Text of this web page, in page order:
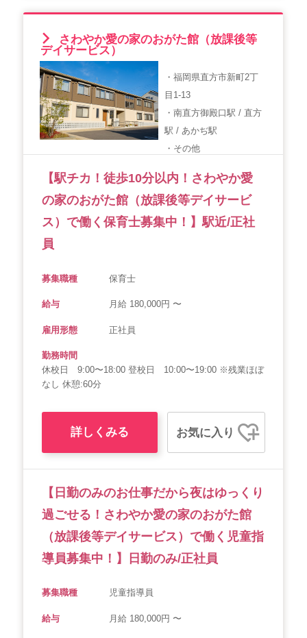
さわやか愛の家のおがた館（放課後等
デイサービス）
・福岡県直方市新町2丁
目1-13
・南直方御殿口駅 / 直方
駅 / あかぢ駅
・その他
【駅チカ！徒歩10分以内！さわやか愛
の家のおがた館（放課後等デイサービ
ス）で働く保育士募集中！】駅近/正社
員
募集職種 保育士
給与 月給 180,000円 〜
雇用形態 正社員
勤務時間
休校日 9:00〜18:00 登校日 10:00〜19:00 ※残業ほぼ
なし 休憩:60分
詳しくみる お気に入り
【日勤のみのお仕事だから夜はゆっくり
過ごせる！さわやか愛の家のおがた館
（放課後等デイサービス）で働く児童指
導員募集中！】日勤のみ/正社員
募集職種 児童指導員
給与 月給 180,000円 〜